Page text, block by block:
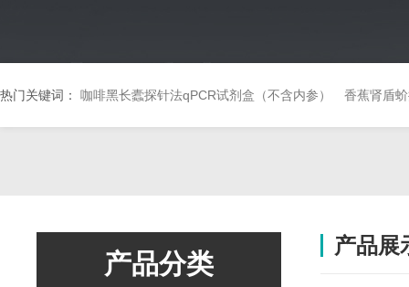
热门关键词： 咖啡黑长蠹探针法qPCR试剂盒（不含内参） 香蕉肾盾
产品分类
产品展